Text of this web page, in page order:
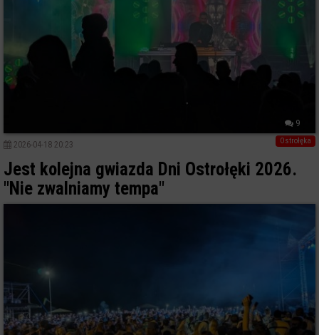
9
Ostrołęka
2026-04-18 20:23
Jest kolejna gwiazda Dni Ostrołęki 2026.
"Nie zwalniamy tempa"